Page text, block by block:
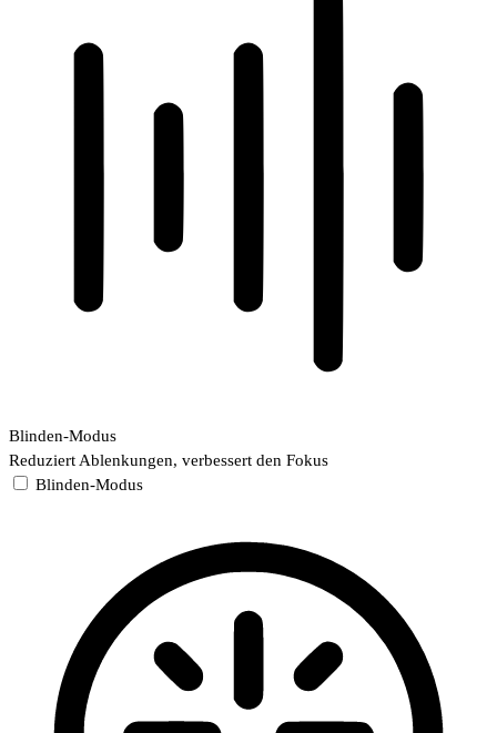
Blinden-Modus
Reduziert Ablenkungen, verbessert den Fokus
Blinden-Modus